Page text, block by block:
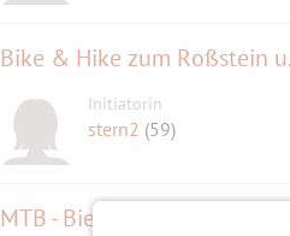
Bike & Hike zum Roßstein
Initiatorin
stern2 (59)
MTB - Bieberwier -